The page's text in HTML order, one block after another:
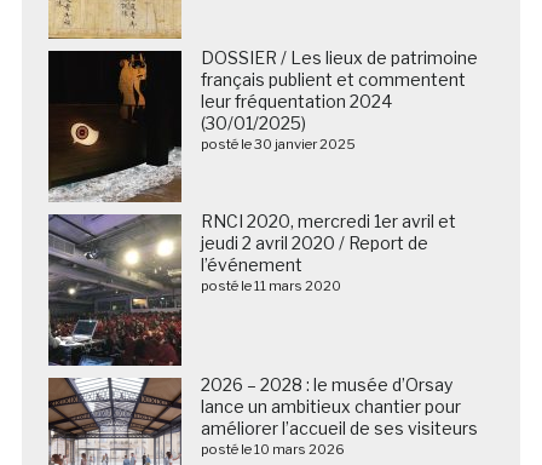
DOSSIER / Les lieux de patrimoine
français publient et commentent
leur fréquentation 2024
(30/01/2025)
posté le 30 janvier 2025
RNCI 2020, mercredi 1er avril et
jeudi 2 avril 2020 / Report de
l’événement
posté le 11 mars 2020
2026 – 2028 : le musée d’Orsay
lance un ambitieux chantier pour
améliorer l’accueil de ses visiteurs
posté le 10 mars 2026